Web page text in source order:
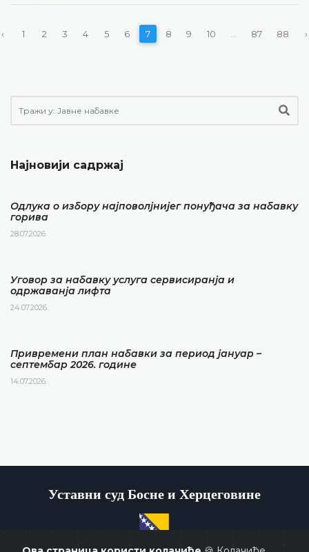
‹ 1 2 3 4 5 6 7 8 9 10 87 88 ›
Најновији садржај
Одлука о избору најповолјнијег понуђача за набавку
горива
28.07.2026.
Уговор за набавку услуга сервисиранја и
одржаванја лифта
24.07.2026.
Привремени план набавки за период јануар –
септембар 2026. године
14.07.2026.
Уставни суд Босне и Херцеговине